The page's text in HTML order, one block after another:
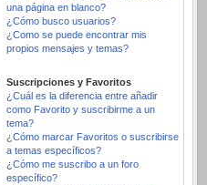
una página en blanco?
¿Cómo busco usuarios?
¿Como se puede encontrar mis
propios mensajes y temas?
Suscripciones y Favoritos
¿Cuál es la diferencia entre añadir
como Favorito y suscribirme a un
tema?
¿Cómo marcar Favoritos o suscribirse
a temas específicos?
¿Cómo me suscribo a un foro
específico?